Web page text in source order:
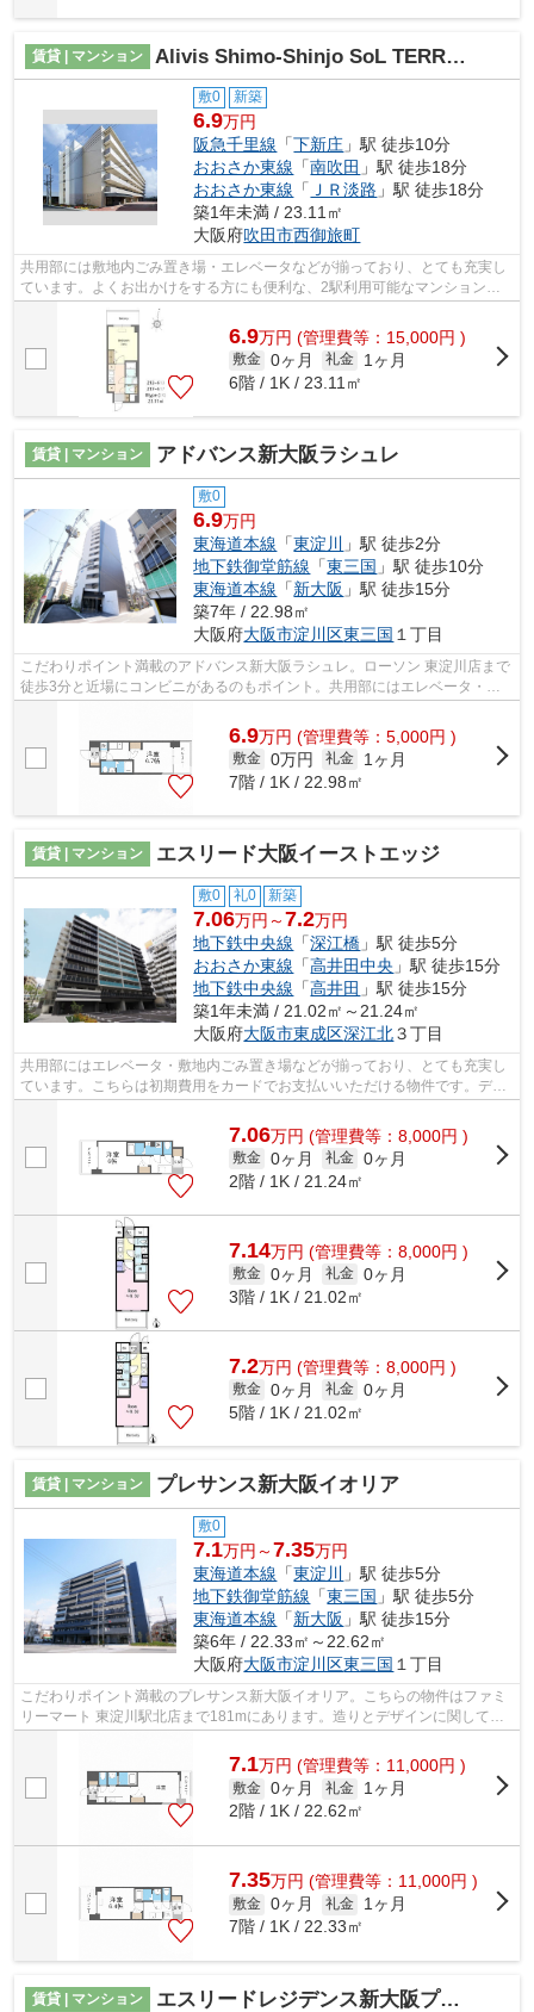
賃貸 | マンション Alivis Shimo-Shinjo SoL TERRACE
敷0 新築
6.9万円
阪急千里線 「下新庄 」駅 徒歩10分
おおさか東線 「南吹田 」駅 徒歩18分
おおさか東線 「 ＪＲ淡路 」駅 徒歩18分
築1年未満 / 23.11㎡
大阪府吹田市西御旅町
共用部には敷地内ごみ置き場・エレベータなどが揃っており、とても充実し
ています。よくお出かけをする方にも便利な、2駅利用可能なマンションで
す。外観タイル張りなので、年月ととも...
6.9万円 (管理費等：15,000円 )
敷金 0ヶ月 礼金
1ヶ月
6階 / 1K / 23.11㎡
賃貸 | マンション アドバンス新大阪ラシュレ
敷0
6.9万円
東海道本線 「東淀川
」駅 徒歩2分
地下鉄御堂筋線 「東三国 」駅 徒歩10分
東海道本線 「新大阪 」駅 徒歩15分
築7年 / 22.98㎡
大阪府大阪市淀川区東三国 １丁目
こだわりポイント満載のアドバンス新大阪ラシュレ。ローソン 東淀川店まで
徒歩3分と近場にコンビニがあるのもポイント。共用部にはエレベータ・敷
6.9万円 (管理費等：5,000円 )
敷金 0万円 礼金
1ヶ月
7階 / 1K / 22.98㎡
賃貸 | マンション エスリード大阪イーストエッジ
敷0 礼0 新築
7.06万円～7.2万円
地下鉄中央線 「深江橋 」駅 徒歩5分
おおさか東線 「高井田中央 」駅 徒歩15分
地下鉄中央線 「高井田 」駅 徒歩15分
築1年未満 / 21.02㎡～21.24㎡
大阪府大阪市東成区深江北３丁目
共用部にはエレベータ・敷地内ごみ置き場などが揃っており、とても充実し
ています。こちらは初期費用をカードでお支払いいただける物件です。デザ
7.06万円 (管理費等：8,000円 )
敷金 0ヶ月 礼金 0ヶ月
2階 / 1K / 21.24㎡
7.14万円 (管理費等：8,000円 )
敷金 0ヶ月 礼金 0ヶ月
3階 / 1K / 21.02㎡
7.2万円 (管理費等：8,000円 )
敷金 0ヶ月 礼金 0ヶ月
5階 / 1K / 21.02㎡
賃貸 | マンション プレサンス新大阪イオリア
敷0
7.1万円～7.35万円
東海道本線 「東淀川
」駅 徒歩5分
地下鉄御堂筋線 「東三国 」駅 徒歩5分
東海道本線 「新大阪 」駅 徒歩15分
築6年 / 22.33㎡～22.62㎡
大阪府大阪市淀川区東三国 １丁目
こだわりポイント満載のプレサンス新大阪イオリア。こちらの物件はファミ
リーマート 東淀川駅北店まで181mにあります。造りとデザインに関して、
自信をもって情報を提供できるマンショ...
7.1万円 (管理費等：11,000円 )
敷金 0ヶ月 礼金
1ヶ月
2階 / 1K / 22.62㎡
7.35万円 (管理費等：11,000円 )
敷金 0ヶ月 礼金
1ヶ月
7階 / 1K / 22.33㎡
賃貸 | マンション エスリードレジデンス新大阪プライム